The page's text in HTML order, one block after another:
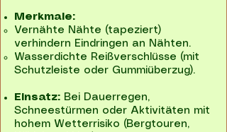
Merkmale:
Vernähte Nähte (tapeziert)
verhindern Eindringen an Nähten.
Wasserdichte Reißverschlüsse (mit
Schutzleiste oder Gummiüberzug).
Einsatz: Bei Dauerregen,
Schneestürmen oder Aktivitäten mit
hohem Wetterrisiko (Bergtouren,